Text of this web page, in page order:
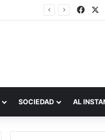
SOCIEDAD AL